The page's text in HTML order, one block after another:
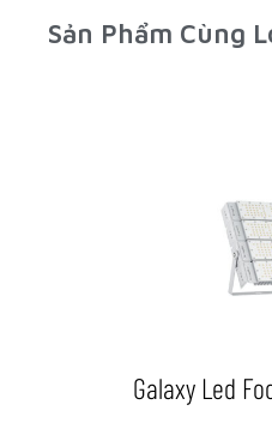
Sản Phẩm Cùng
Galaxy Led